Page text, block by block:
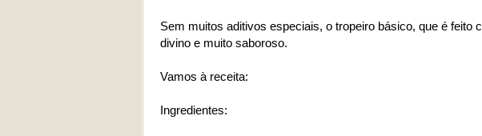
Sem muitos aditivos especiais, o tropeiro básico, que é feito
divino e muito saboroso.
Vamos à receita:
Ingredientes: